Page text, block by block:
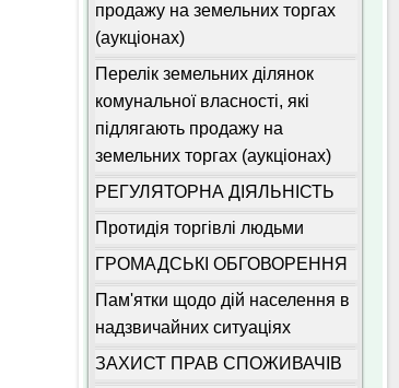
продажу на земельних торгах
(аукціонах)
Перелік земельних ділянок
комунальної власності, які
підлягають продажу на
земельних торгах (аукціонах)
РЕГУЛЯТОРНА ДІЯЛЬНІСТЬ
Протидія торгівлі людьми
ГРОМАДСЬКІ ОБГОВОРЕННЯ
Пам'ятки щодо дій населення в
надзвичайних ситуаціях
ЗАХИСТ ПРАВ СПОЖИВАЧІВ